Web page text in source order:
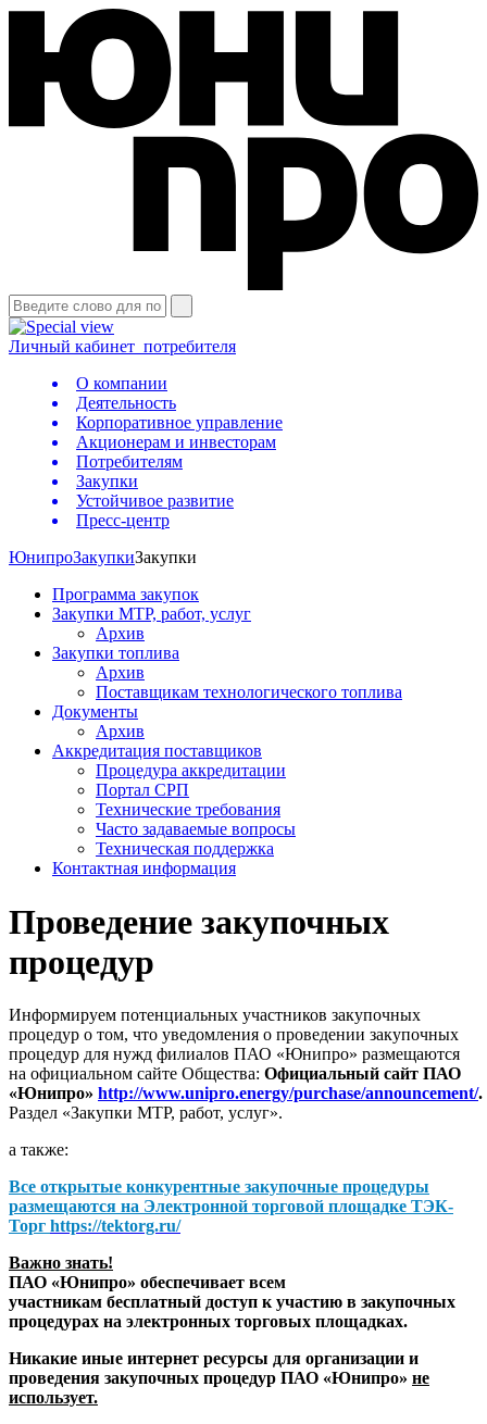
Личный кабинет потребителя
О компании
Деятельность
Корпоративное управление
Акционерам и инвесторам
Потребителям
Закупки
Устойчивое развитие
Пресс-центр
ЮнипроЗакупкиЗакупки
Программа закупок
Закупки МТР, работ, услуг
Архив
Закупки топлива
Архив
Поставщикам технологического топлива
Документы
Архив
Аккредитация поставщиков
Процедура аккредитации
Портал СРП
Технические требования
Часто задаваемые вопросы
Техническая поддержка
Контактная информация
Проведение закупочных
процедур
Информируем потенциальных участников закупочных
процедур о том, что уведомления о проведении закупочных
процедур для нужд филиалов ПАО «Юнипро» размещаются
на официальном сайте Общества: Официальный сайт ПАО
«Юнипро» http://www.unipro.energy/purchase/announcement/.
Раздел «Закупки МТР, работ, услуг».
а также:
Все открытые конкурентные закупочные процедуры
размещаются на Электронной торговой площадке ТЭК-
Торг https://tektorg.ru/
Важно знать!
ПАО «Юнипро» обеспечивает всем
участникам бесплатный доступ к участию в закупочных
процедурах на электронных торговых площадках.
Никакие иные интернет ресурсы для организации и
проведения закупочных процедур ПАО «Юнипро» не
использует.